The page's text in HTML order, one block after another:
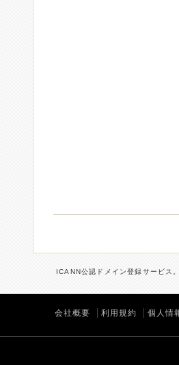
ICANN公認ドメイン登録サービス
会社概要 利用規約 個人情